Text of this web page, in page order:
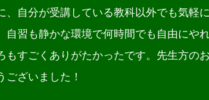
、自分が受講している教科以外でも気軽
自習も静かな環境で何時間でも自由にや
もすごくありがたかったです。先生方の
ございました！